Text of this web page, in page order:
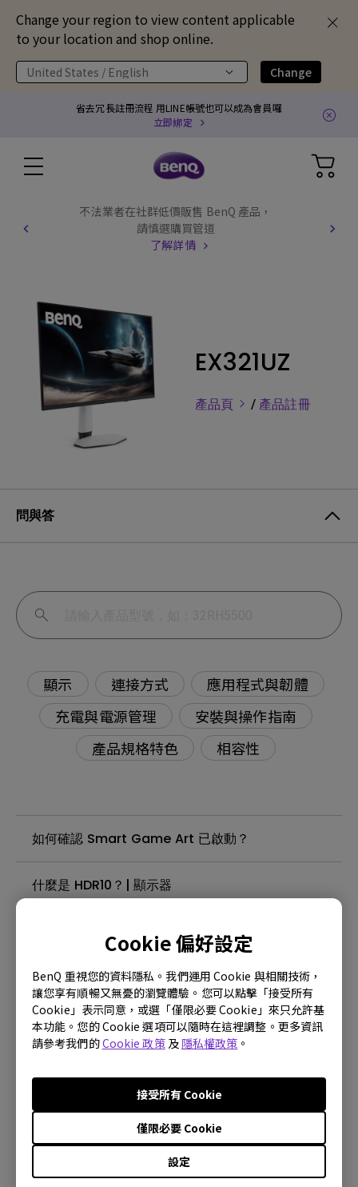
Change your region to view content applicable
to your location and shop online.
United States / English Change
Cookie 偏好設定
BenQ 重視您的資料隱私。我們運用 Cookie 與相關技術，
讓您享有順暢又無憂的瀏覽體驗。您可以點擊「接受所有
Cookie」表示同意，或選「僅限必要 Cookie」來只允許基
本功能。您的 Cookie 選項可以隨時在這裡調整。更多資訊
請參考我們的Cookie 政策及 隱私權政策 。
設定
僅限必要 Cookie
接受所有 Cookie
省去冗長註冊流程 用LINE帳號也可以成為會員囉
立即綁定
不法業者在社群低價販售 BenQ 產品，
請慎選購買管道
了解詳情
EX321UZ
產品頁 / 產品註冊
問與答
顯示 連接方式
應用程式與韌體
充電與電源管理
安裝與操作指南
產品規格特色
相容性
如何確認 Smart Game Art 已啟動？
什麼是 HDR10？| 顯示器
Pixel Refresh 計時器是螢幕一開機就開始計算，還
是要收到訊號才會啟動？
執行 Pixel Refresh 時可以直接關閉螢幕嗎？需要
等到結束才能重開嗎？
為什麼再玩同一個遊戲時沒有出現邊框或彈窗？
如何針對特定遊戲清除 Smart Game Art 中的設
定檔？